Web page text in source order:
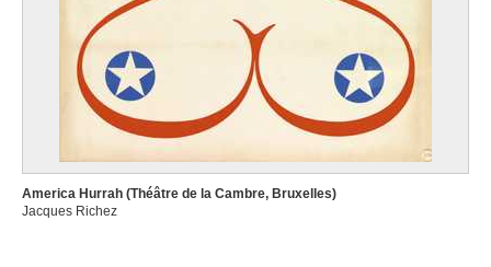
America Hurrah (Théâtre de la Cambre, Bruxelles)
Jacques Richez